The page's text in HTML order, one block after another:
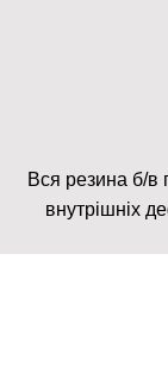
Вся резина б/в
внутрішніх